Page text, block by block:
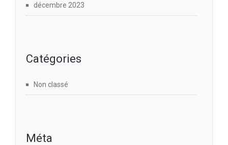
décembre 2023
Catégories
Non classé
Méta